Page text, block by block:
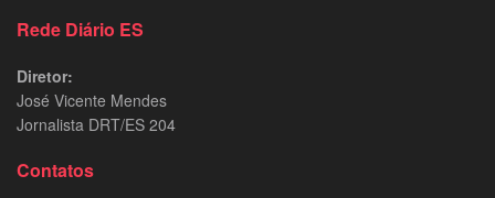
Rede Diário ES
Diretor:
José Vicente Mendes
Jornalista DRT/ES 204
Contatos